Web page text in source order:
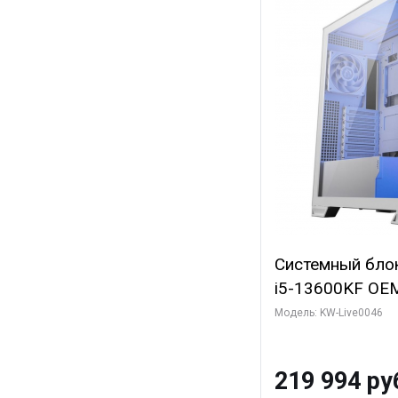
Системный
i5-13600KF
7, C14 8EC/
SSD)
Модель: KW-Live0046
219 994